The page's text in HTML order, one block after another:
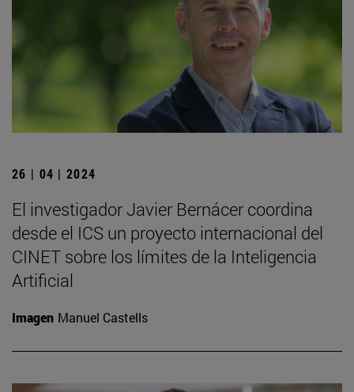
26 | 04 | 2024
El investigador Javier Bernácer coordina
desde el ICS un proyecto internacional del
CINET sobre los límites de la Inteligencia
Artificial
Imagen Manuel Castells